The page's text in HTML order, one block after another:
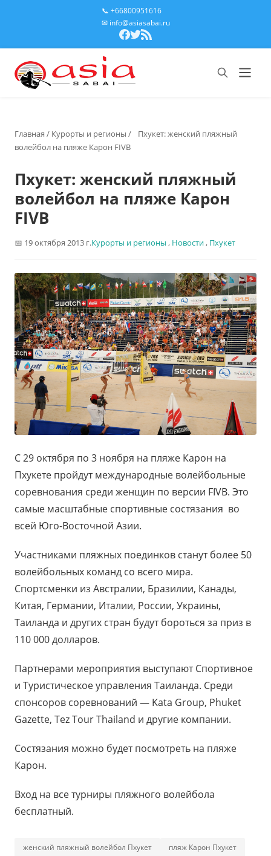
📞 +66800951616
✉ info@asiasabai.ru
Главная / Курорты и регионы /
Пхукет: женский пляжный
волейбол на пляже Карон FIVB
Пхукет: женский пляжный
волейбол на пляже Карон
FIVB
19 октября 2013 г.Курорты и регионы , Новости, Пхукет
С 29 октября по 3 ноября на пляже Карон на
Пхукете пройдут международные волейбольные
соревнования среди женщин по версии FIVB. Это
самые масштабные спортивные состязания во
всей Юго-Восточной Азии.
Участниками пляжных поединков станут более 50
волейбольных команд со всего мира.
Спортсменки из Австралии, Бразилии, Канады,
Китая, Германии, Италии, России, Украины,
Таиланда и других стран будут бороться за приз в
110 000 долларов.
Партнерами мероприятия выступают Спортивное
и Туристическое управления Таиланда. Среди
спонсоров соревнований — Kata Group, Phuket
Gazette, Tez Tour Thailand и другие компании.
Состязания можно будет посмотреть на пляже
Карон.
Вход на все турниры пляжного волейбола
бесплатный.
женский пляжный волейбол Пхукет
пляж Карон Пхукет